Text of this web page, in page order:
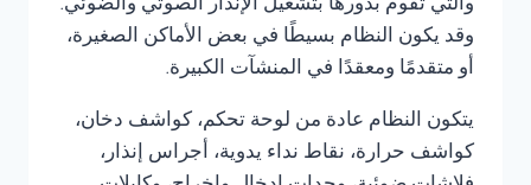
والتي تقوم بدورها بتشغيل الإنذار الصوتي والضوئي.
وقد يكون النظام بسيطًا في بعض الأماكن الصغيرة،
أو متقدمًا ومعقدًا في المنشآت الكبيرة.
يتكون النظام عادة من لوحة تحكم، كواشف دخان،
كواشف حرارة، نقاط نداء يدوية، أجراس إنذار،